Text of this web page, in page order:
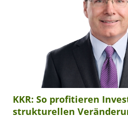
KKR: So profitieren
strukturellen